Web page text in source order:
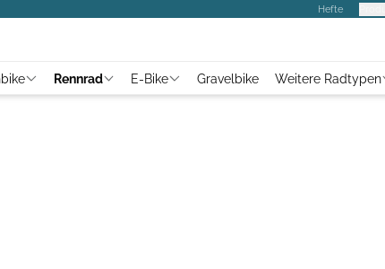
Hefte
Rennrad E-Bike Gravelbike Weitere Radtypen